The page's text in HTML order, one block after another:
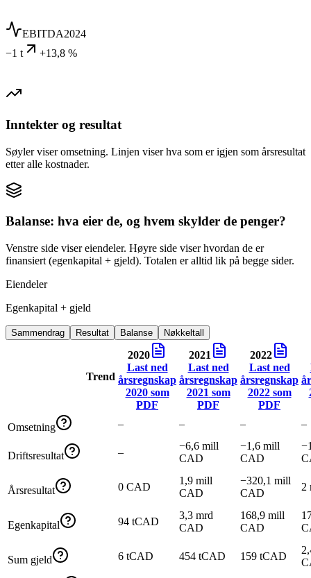
EBITDA2024
−1 t
+13,8 %
Inntekter og resultat
Søyler viser omsetning. Linjen viser hva som er igjen som årsresultat
etter alle kostnader.
Balanse: hva eier de, og hvem skylder de penger?
Venstre side viser eiendeler. Høyre side viser hvordan de er
finansiert (egenkapital + gjeld). Totalen er alltid lik på begge sider.
Eiendeler
Egenkapital + gjeld
Sammendrag Resultat Balanse Nøkkeltall
Trend
2020
Last ned
årsregnskap
2020som
PDF
2021
Last ned
årsregnskap
2021 som
PDF
2022
Last ned
årsregnskap
2022som
PDF
Omsetning – – – –
Driftsresultat –
−6,6 mill
CAD
−1,6 mill
CAD
Årsresultat 0 CAD
1,9 mill
CAD
−320,1 mill
CAD
2
Egenkapital 94 tCAD
3,3 mrd
CAD
168,9 mill
CAD
Sum gjeld 6 tCAD 454 tCAD 159 tCAD